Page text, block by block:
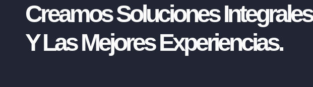
Creamos Soluciones Integrales
Y Las Mejores Experiencias.